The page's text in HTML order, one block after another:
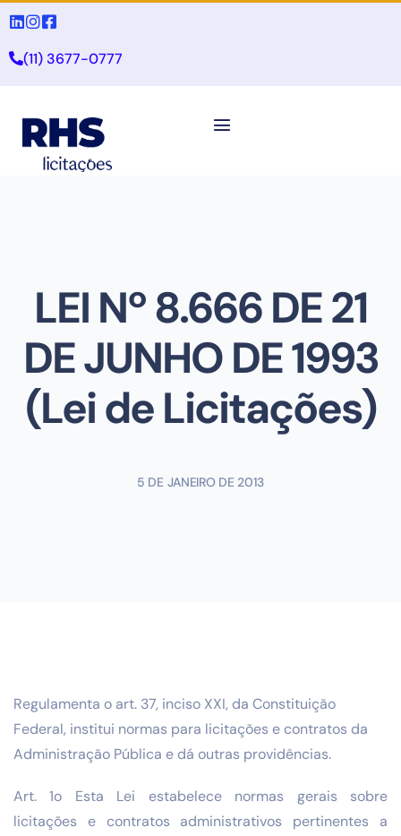
(11) 3677-0777
LEI Nº 8.666 DE 21
DE JUNHO DE 1993
(Lei de Licitações)
5 DE JANEIRO DE 2013
Regulamenta o art. 37, inciso XXI, da Constituição
Federal, institui normas para licitações e contratos da
Administração Pública e dá outras providências.
Art. 1o Esta Lei estabelece normas gerais sobre
licitações e contratos administrativos pertinentes a